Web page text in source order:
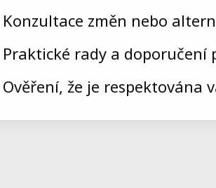
Konzultace změn nebo
Praktické rady a doporučení
Ověření, že je respektována